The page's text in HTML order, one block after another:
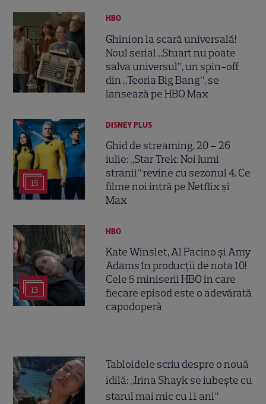
HBO
Ghinion la scară universală!
Noul serial „Stuart nu poate
salva universul”, un spin-off
din „Teoria Big Bang”, se
lansează pe HBO Max
15
DISNEY PLUS
Ghid de streaming, 20 – 26
iulie: „Star Trek: Noi lumi
stranii” revine cu sezonul 4. Ce
filme noi intră pe Netflix și
Max
13
HBO
Kate Winslet, Al Pacino și Amy
Adams în producții de nota 10!
Cele 5 miniserii HBO în care
fiecare episod este o adevărată
capodoperă
Tabloidele scriu despre o nouă
idilă: „Irina Shayk se iubește cu
starul mai mic cu 11 ani”